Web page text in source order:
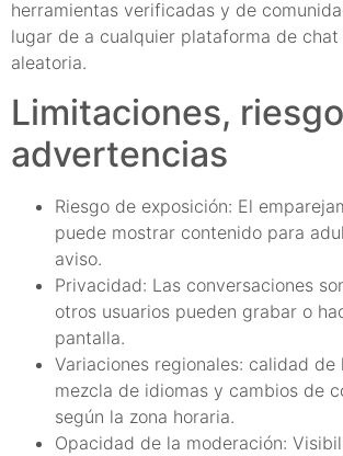
herramientas verificadas y de
lugar de a cualquier plataforma de
aleatoria.
Limitaciones,
advertencias
Riesgo de exposición: El
puede mostrar contenido para
aviso.
Privacidad: Las conversaciones
otros usuarios pueden grabar o
pantalla.
Variaciones regionales: calidad de
mezcla de idiomas y cambios de
según la zona horaria.
Opacidad de la moderación: